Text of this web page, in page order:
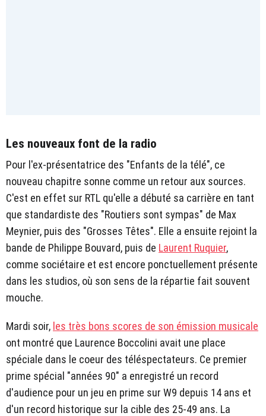
Les nouveaux font de la radio
Pour l'ex-présentatrice des "Enfants de la télé", ce
nouveau chapitre sonne comme un retour aux sources.
C'est en effet sur RTL qu'elle a débuté sa carrière en tant
que standardiste des "Routiers sont sympas" de Max
Meynier, puis des "Grosses Têtes". Elle a ensuite rejoint la
bande de Philippe Bouvard, puis de Laurent Ruquier,
comme sociétaire et est encore ponctuellement présente
dans les studios, où son sens de la répartie fait souvent
mouche.
Mardi soir, les très bons scores de son émission musicale
ont montré que Laurence Boccolini avait une place
spéciale dans le coeur des téléspectateurs. Ce premier
prime spécial "années 90" a enregistré un record
d'audience pour un jeu en prime sur W9 depuis 14 ans et
d'un record historique sur la cible des 25-49 ans. La